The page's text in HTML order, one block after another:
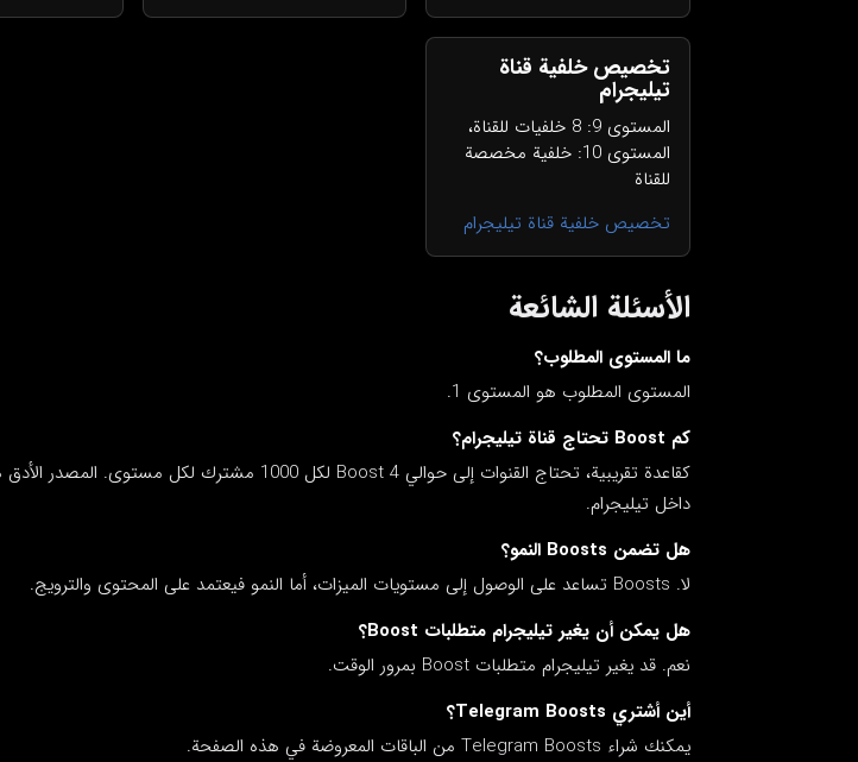
تخصيص خلفية قناة
تيليجرام
المستوى 9: 8 خلفيات للقناة،
المستوى 10: خلفية مخصصة
للقناة
تخصيص خلفية قناة تيليجرام
الأسئلة الشائعة
ما المستوى المطلوب؟
المستوى المطلوب هو المستوى 1.
كم Boost تحتاج قناة تيليجرام؟
داخل تيليجرام.
هل تضمن Boosts النمو؟
لا. Boosts تساعد على الوصول إلى مستويات الميزات، أما النمو فيعتمد على المحتوى والترويج.
هل يمكن أن يغير تيليجرام متطلبات Boost؟
نعم. قد يغير تيليجرام متطلبات Boost بمرور الوقت.
أين أشتري Telegram Boosts؟
يمكنك شراء Telegram Boosts من الباقات المعروضة في هذه الصفحة.